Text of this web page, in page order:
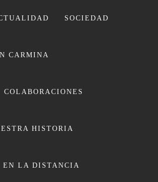
SOCIEDAD
CARMINA
COLABORACIONES
HISTORIA
EN LA DISTANCIA
LEIVA